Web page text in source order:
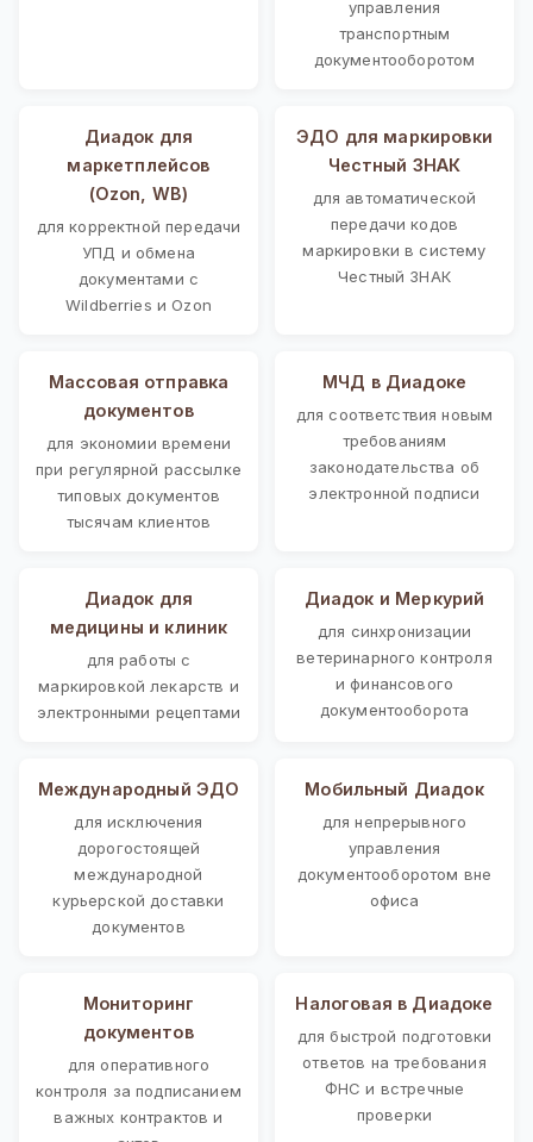
управления
транспортным
документооборотом
Диадок для
маркетплейсов
(Ozon, WB)
для корректной передачи
УПД и обмена
документами с
Wildberries и Ozon
ЭДО для маркировки
Честный ЗНАК
для автоматической
передачи кодов
маркировки в систему
Честный ЗНАК
Массовая отправка
документов
для экономии времени
при регулярной рассылке
типовых документов
тысячам клиентов
МЧД в Диадоке
для соответствия новым
требованиям
законодательства об
электронной подписи
Диадок для
медицины и клиник
для работы с
маркировкой лекарств и
электронными рецептами
Диадок и Меркурий
для синхронизации
ветеринарного контроля
и финансового
документооборота
Международный ЭДО
для исключения
дорогостоящей
международной
курьерской доставки
документов
Мобильный Диадок
для непрерывного
управления
документооборотом вне
офиса
Мониторинг
документов
для оперативного
контроля за подписанием
важных контрактов и
Налоговая в Диадоке
для быстрой подготовки
ответов на требования
ФНС и встречные
проверки